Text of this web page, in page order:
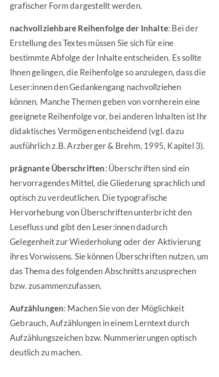
grafischer Form dargestellt werden.
nachvollziehbare Reihenfolge der Inhalte: Bei der
Erstellung des Textes müssen Sie sich für eine
bestimmte Abfolge der Inhalte entscheiden. Es sollte
Ihnen gelingen, die Reihenfolge so anzulegen, dass die
Leser:innen den Gedankengang nachvollziehen
können. Manche Themen geben von vornherein eine
geeignete Reihenfolge vor, bei anderen Inhalten ist Ihr
didaktisches Vermögen entscheidend (vgl. dazu
ausführlich z.B. Arzberger & Brehm, 1995, Kapitel 3).
prägnante Überschriften: Überschriften sind ein
hervorragendes Mittel, die Gliederung sprachlich und
optisch zu verdeutlichen. Die typografische
Hervorhebung von Überschriften unterbricht den
Lesefluss und gibt den Leser:innen dadurch
Gelegenheit zur Wiederholung oder der Aktivierung
ihres Vorwissens. Sie können Überschriften nutzen, um
das Thema des folgenden Abschnitts anzusprechen
bzw. zusammenzufassen.
Aufzählungen: Machen Sie von der Möglichkeit
Gebrauch, Aufzählungen in einem Lerntext durch
Aufzählungszeichen bzw. Nummerierungen optisch
deutlich zu machen.